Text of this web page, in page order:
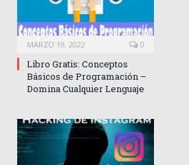
MARZO 19, 2022 0
Libro Gratis: Conceptos
Básicos de Programación –
Domina Cualquier Lenguaje